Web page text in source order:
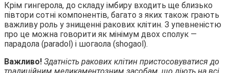
Крім гингерола, до складу імбиру входить ще близько
півтори сотні компонентів, багато з яких також грають
важливу роль у знищенні ракових клітин. З упевненістю
про це можна говорити як мінімум двох сполук —
парадола (рaradol) і шогаола (shоgaol).
Важливо! Здатність ракових клітин пристосовуватися до